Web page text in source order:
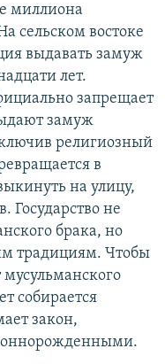
миллиона
сельском востоке
выдавать замуж
лет.
запрещает
замуж
религиозный
в
на улицу,
Государство не
брака, но
традициям. Чтобы
собирается
закон,